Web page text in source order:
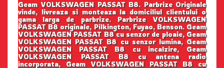
Geam VOLKSWAGEN PASSAT B8. Parbrize Originale
vinde, livreaza si monteaza la domiciliul clientului o
gama larga de parbrize. Parbrize VOLKSWAGEN
PASSAT B8 originale, Pilkington, Fuyao, Benson. Geam
VOLKSWAGEN PASSAT B8 cu senzor de ploaie, Geam
VOLKSWAGEN PASSAT B8 cu senzor lumina, Geam
VOLKSWAGEN PASSAT B8 cu incalzire, Geam
VOLKSWAGEN PASSAT B8 cu antena radio
incorporata, Geam VOLKSWAGEN PASSAT B8 cu